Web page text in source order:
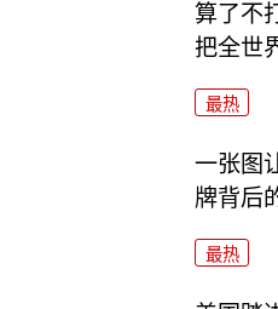
算了不
把全世
最热
一张图
牌背后
最热